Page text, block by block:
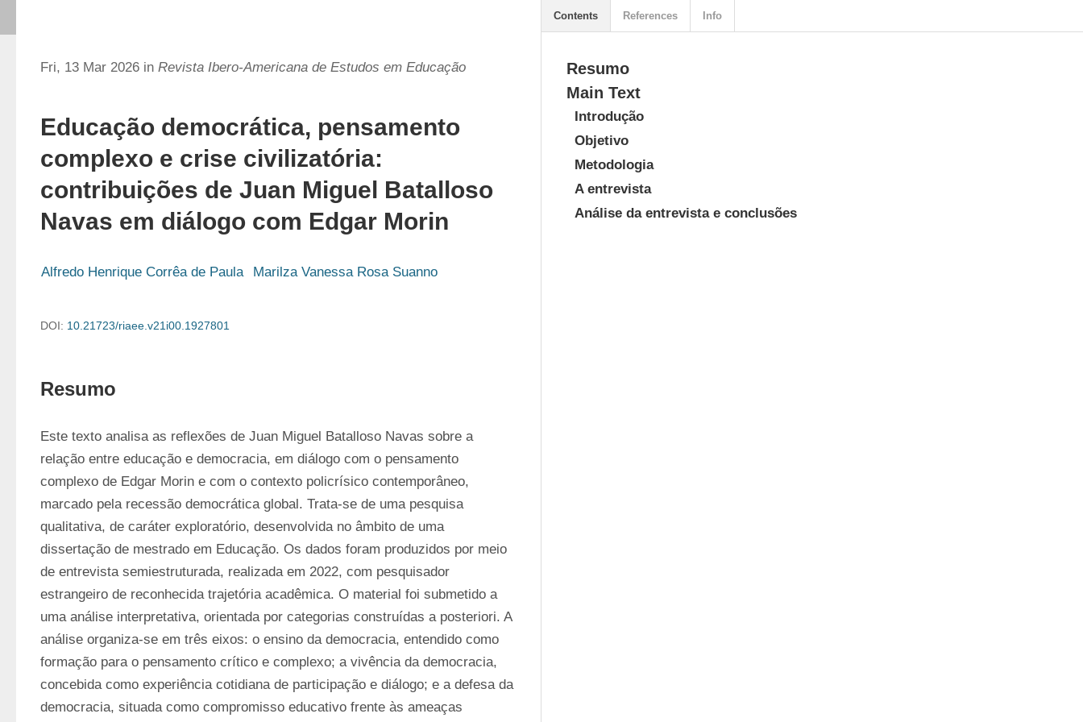
Fri, 13 Mar 2026 in Revista Ibero-Americana de Estudos em Educação
Educação democrática, pensamento
complexo e crise civilizatória:
contribuições de Juan Miguel Batalloso
Navas em diálogo com Edgar Morin
Alfredo Henrique Corrêa de Paula Marilza Vanessa Rosa Suanno
DOI: 10.21723/riaee.v21i00.1927801
Resumo
Este texto analisa as reflexões de Juan Miguel Batalloso Navas sobre a
relação entre educação e democracia, em diálogo com o pensamento
complexo de Edgar Morin e com o contexto policrísico contemporâneo,
marcado pela recessão democrática global. Trata-se de uma pesquisa
qualitativa, de caráter exploratório, desenvolvida no âmbito de uma
dissertação de mestrado em Educação. Os dados foram produzidos por meio
de entrevista semiestruturada, realizada em 2022, com pesquisador
estrangeiro de reconhecida trajetória acadêmica. O material foi submetido a
uma análise interpretativa, orientada por categorias construídas a posteriori. A
análise organiza-se em três eixos: o ensino da democracia, entendido como
formação para o pensamento crítico e complexo; a vivência da democracia,
concebida como experiência cotidiana de participação e diálogo; e a defesa da
democracia, situada como compromisso educativo frente às ameaças
Resumo
Main Text
Introdução
Objetivo
Metodologia
A entrevista
Análise da entrevista e conclusões
Contents References Info